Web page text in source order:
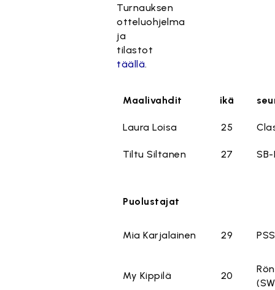
Turnauksen
otteluohjelma
ja
tilastot
täällä.
Maalivahdit ikä
Laura Loisa 25
Tiltu Siltanen 27
Puolustajat
Mia Karjalainen 29 PSS
My Kippilä 20